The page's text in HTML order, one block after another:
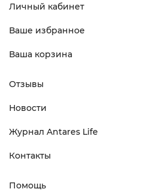
Личный кабинет
Ваше избранное
Ваша корзина
Отзывы
Новости
Журнал Antares Life
Контакты
Помощь